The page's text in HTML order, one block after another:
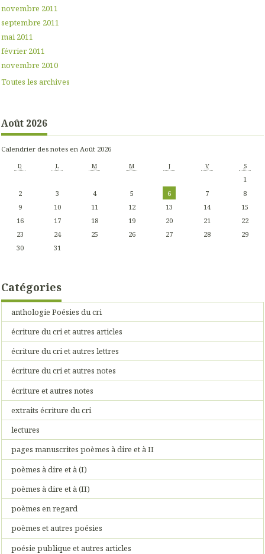
novembre 2011
septembre 2011
mai 2011
février 2011
novembre 2010
Toutes les archives
Août 2026
Calendrier des notes en Août 2026
D L M M J V S
1
2
3 4 5 6 7
8
9
10 11 12 13 14
15
16
17 18 19 20 21
22
23
24 25 26 27 28
29
30
31
Catégories
anthologie Poésies du cri
écriture du cri et autres articles
écriture du cri et autres lettres
écriture du cri et autres notes
écriture et autres notes
extraits écriture du cri
lectures
pages manuscrites poèmes à dire et à II
poèmes à dire et à (I)
poèmes à dire et à (II)
poèmes en regard
poèmes et autres poésies
poésie publique et autres articles